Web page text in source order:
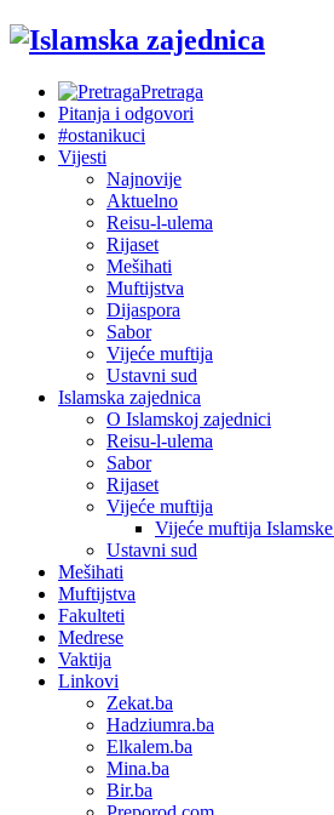
Pretraga
Pitanja i odgovori
#ostanikuci
Vijesti
Najnovije
Aktuelno
Reisu-l-ulema
Rijaset
Mešihati
Muftijstva
Dijaspora
Sabor
Vijeće muftija
Ustavni sud
Islamska zajednica
O Islamskoj zajednici
Reisu-l-ulema
Sabor
Rijaset
Vijeće muftija
Vijeće muftija
Ustavni sud
Mešihati
Muftijstva
Fakulteti
Medrese
Vaktija
Linkovi
Zekat.ba
Hadziumra.ba
Elkalem.ba
Mina.ba
Bir.ba